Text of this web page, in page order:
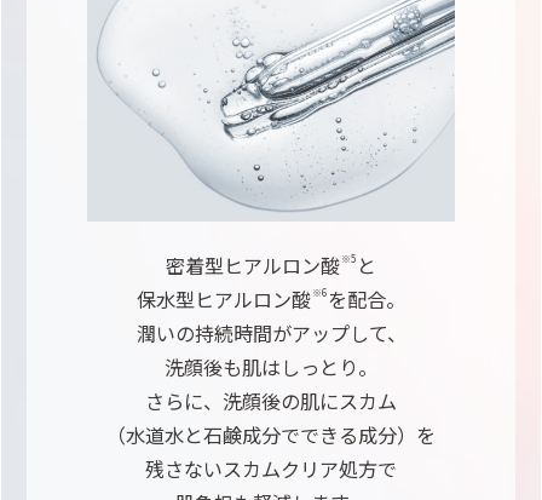
密着型ヒアルロン酸※5 と
保水型ヒアルロン酸※6 を配合。
潤いの持続時間がアップして、
洗顔後も肌はしっとり。
さらに、洗顔後の肌にスカム
（水道水と石鹸成分でできる成分）を
残さないスカムクリア処方で